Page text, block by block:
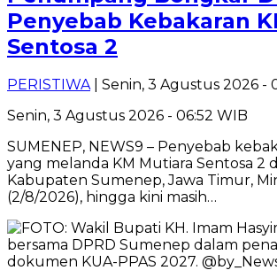
Penyebab Kebakaran
Sentosa 2
PERISTIWA| Senin, 3 Agustus 2026 -
Senin, 3 Agustus 2026 - 06:52 WIB
SUMENEP, NEWS9 – Penyebab
yang melanda KM Mutiara Sentosa 2
Kabupaten Sumenep, Jawa Timur,
(2/8/2026), hingga kini masih…